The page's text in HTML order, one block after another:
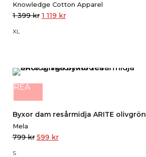
Knowledge Cotton Apparel
1 399kr 1 119 kr
XL
REA
Byxor dam resårmidja ARITE olivgrön
Mela
799kr 599 kr
S